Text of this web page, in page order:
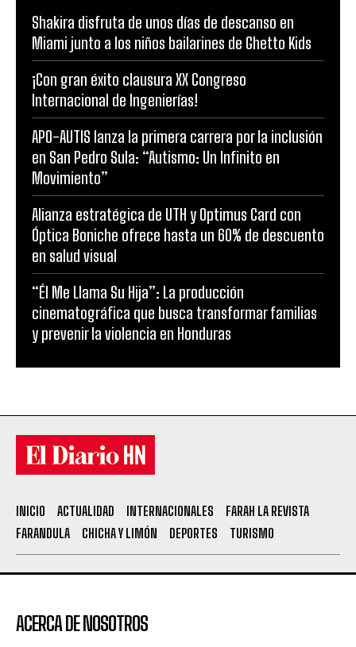
Shakira disfruta de unos días de descanso en
Miami junto a los niños bailarines de Ghetto Kids
¡Con gran éxito clausura XX Congreso
Internacional de Ingenierías!
APO-AUTIS lanza la primera carrera por la inclusión
en San Pedro Sula: “Autismo: Un Infinito en
Movimiento”
Alianza estratégica de UTH y Optimus Card con
Óptica Boniche ofrece hasta un 60% de descuento
en salud visual
“Él Me Llama Su Hija”: La producción
cinematográfica que busca transformar familias
y prevenir la violencia en Honduras
INICIO ACTUALIDAD INTERNACIONALES
FARAH LA REVISTA
FARANDULA
CHICHA Y LIMÓN DEPORTES TURISMO
ACERCA DE NOSOTROS